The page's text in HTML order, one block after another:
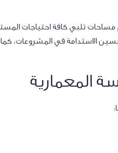
تلبي كافة احتياجات
الاستدامة في المشروعات، كما
المعمارية